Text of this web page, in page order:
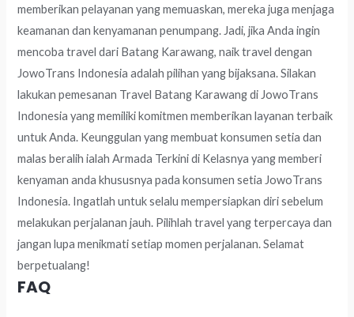
memberikan pelayanan yang memuaskan, mereka juga menjaga
keamanan dan kenyamanan penumpang. Jadi, jika Anda ingin
mencoba travel dari Batang Karawang, naik travel dengan
JowoTrans Indonesia adalah pilihan yang bijaksana. Silakan
lakukan pemesanan Travel Batang Karawang di JowoTrans
Indonesia yang memiliki komitmen memberikan layanan terbaik
untuk Anda. Keunggulan yang membuat konsumen setia dan
malas beralih ialah Armada Terkini di Kelasnya yang memberi
kenyaman anda khususnya pada konsumen setia JowoTrans
Indonesia. Ingatlah untuk selalu mempersiapkan diri sebelum
melakukan perjalanan jauh. Pilihlah travel yang terpercaya dan
jangan lupa menikmati setiap momen perjalanan. Selamat
berpetualang!
FAQ